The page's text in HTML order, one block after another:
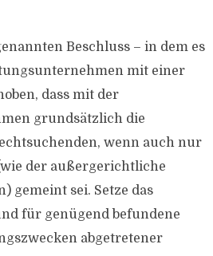
Beschluss – in dem es
mit einer
dass mit der
grundsätzlich die
wenn auch nur
der außergerichtliche
gemeint sei. Setze das
für genügend befundene
abgetretener